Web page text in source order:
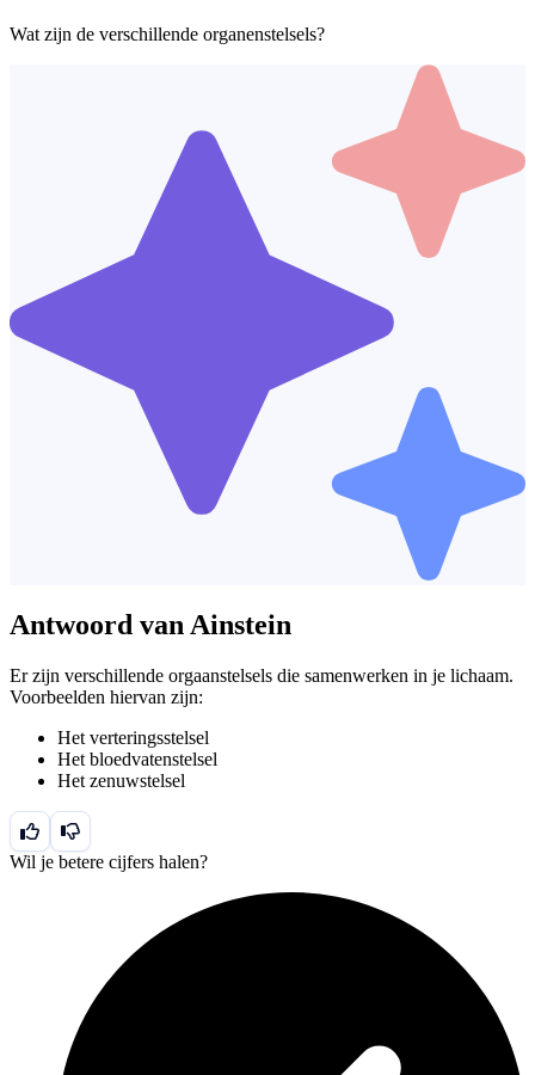
Wat zijn de verschillende organenstelsels?
Antwoord van Ainstein
Er zijn verschillende orgaanstelsels die samenwerken in je lichaam.
Voorbeelden hiervan zijn:
Het verteringsstelsel
Het bloedvatenstelsel
Het zenuwstelsel
Wil je betere cijfers halen?